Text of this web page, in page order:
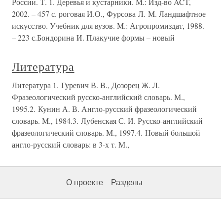
2002. – 457 с. роговая И.О., Фурсова Л. М. Ландшафтное
искусство. Учебник для вузов. М.: Агропромиздат, 1988.
– 223 с.Бондорина И. Плакучие формы – новый
Литература
Литература 1. Гуревич В. В., Дозорец Ж. Л.
Фразеологический русско-английский словарь. М.,
1995.2. Кунин А. В. Англо-русский фразеологический
словарь. М., 1984.3. Лубенская С. И. Русско-английский
фразеологический словарь. М., 1997.4. Новый большой
англо-русский словарь: в 3-х т. М.,
О проекте Разделы